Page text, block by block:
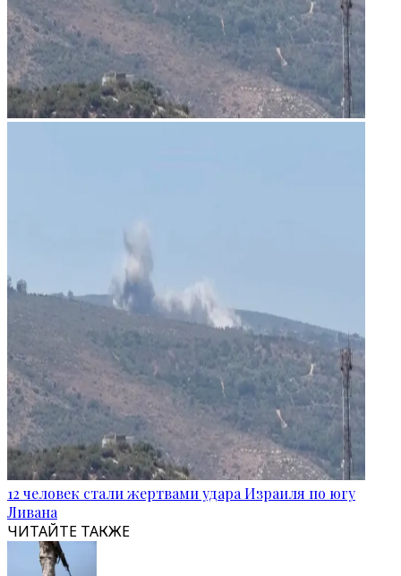
12 человек стали жертвами удара Израиля по югу
Ливана
ЧИТАЙТЕ ТАКЖЕ